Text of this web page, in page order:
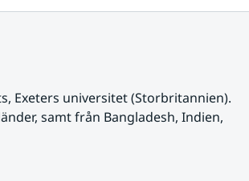
Exeters universitet (Storbritannien).
samt från Bangladesh, Indien,